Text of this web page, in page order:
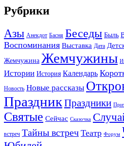
Рубрики
Азы Анекдот Басня Беседы Быль
Воспоминания Выставка Дата
Жемчужина Жемчужины
Истории История Календарь
Новость Новые рассказы
ПраздникПраздники
Святые Сейчас Сказочка
встреч Тайны встреч Театр Форум